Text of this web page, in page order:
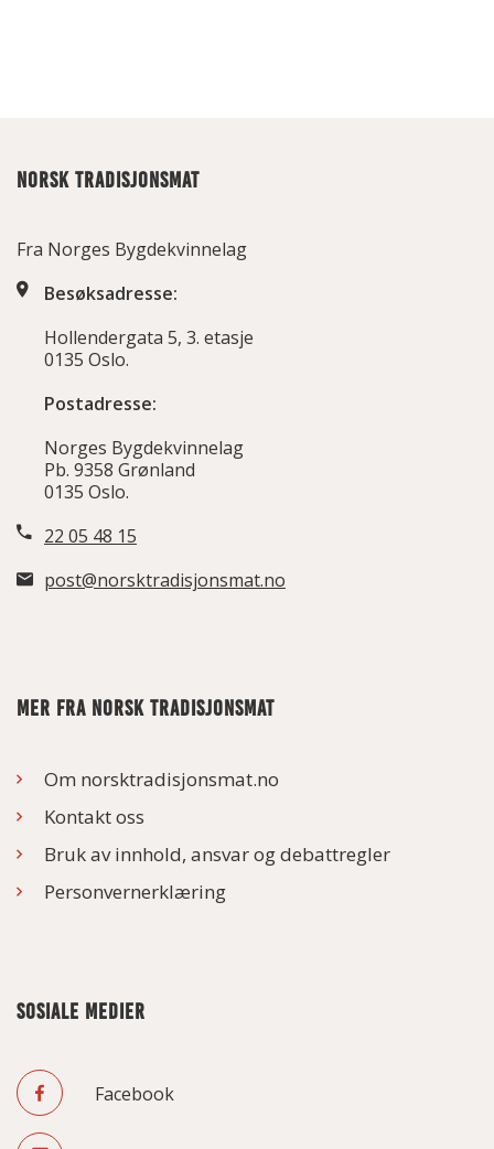
NORSK TRADISJONSMAT
Fra Norges Bygdekvinnelag
Besøksadresse:
Hollendergata 5, 3. etasje
0135 Oslo.
Postadresse:
Norges Bygdekvinnelag
Pb. 9358 Grønland
0135 Oslo.
22 05 48 15
post@norsktradisjonsmat.no
MER FRA NORSK TRADISJONSMAT
Om norsktradisjonsmat.no
Kontakt oss
Bruk av innhold, ansvar og debattregler
Personvernerklæring
SOSIALE MEDIER
Facebook